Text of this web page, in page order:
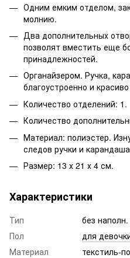
Одним емким отделом,
молнию.
Два дополнительных
позволят вместить еще
принадлежностей.
Органайзером. Ручка,
благоустроенно и
Количество отделений: 1.
Количество
Материал: полиэстер.
следов ручки и
Размер: 13 х 21 х 4 см.
Характеристики
Тип
без
Пол
для
Материал
текстиль-